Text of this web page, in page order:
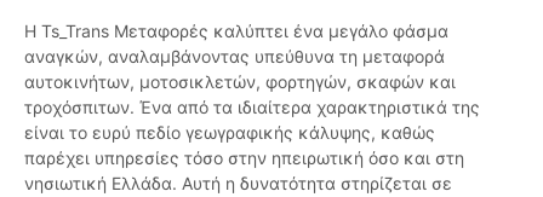
Η Ts_Trans Μεταφορές καλύπτει ένα μεγάλο φάσμα
αναγκών, αναλαμβάνοντας υπεύθυνα τη μεταφορά
αυτοκινήτων, μοτοσικλετών, φορτηγών, σκαφών και
τροχόσπιτων. Ένα από τα ιδιαίτερα χαρακτηριστικά της
είναι το ευρύ πεδίο γεωγραφικής κάλυψης, καθώς
παρέχει υπηρεσίες τόσο στην ηπειρωτική όσο και στη
νησιωτική Ελλάδα. Αυτή η δυνατότητα στηρίζεται σε